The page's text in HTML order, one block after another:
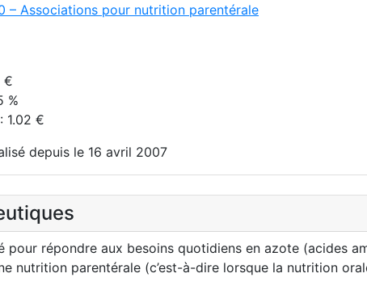
– Associations pour nutrition parentérale
€
%
: 1.02 €
depuis le 16 avril 2007
pour répondre aux besoins quotidiens en azote (acides
nutrition parentérale (c’est-à-dire lorsque la nutrition